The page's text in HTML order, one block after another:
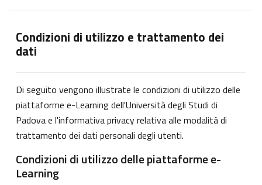
Condizioni di utilizzo e trattamento dei
dati
Di seguito vengono illustrate le condizioni di utilizzo delle
piattaforme e-Learning dell'Università degli Studi di
Padova e l'informativa privacy relativa alle modalità di
trattamento dei dati personali degli utenti.
Condizioni di utilizzo delle piattaforme e-
Learning